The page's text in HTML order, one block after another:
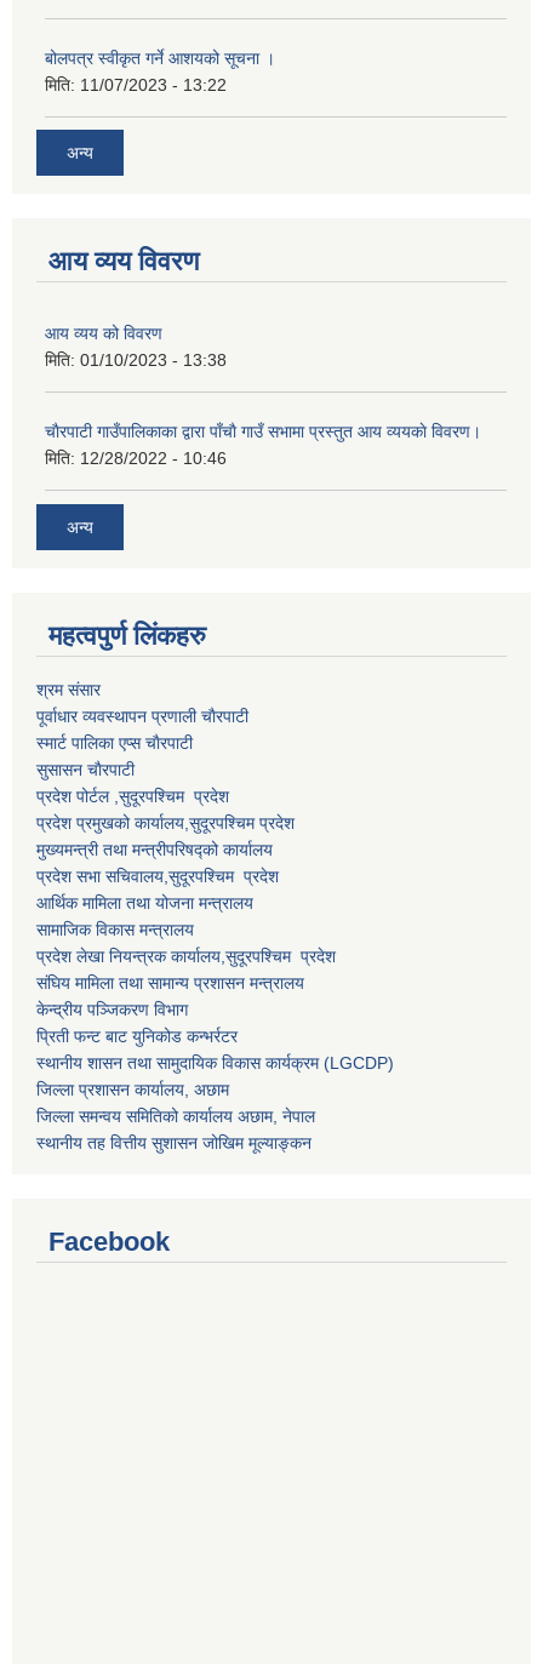
बोलपत्र स्वीकृत गर्ने आशयको सूचना ।
मिति: 11/07/2023 - 13:22
अन्य
आय व्यय विवरण
आय व्यय को विवरण
मिति: 01/10/2023 - 13:38
चाैरपाटी गाउँपालिकाका द्वारा पाँचाै गाउँ सभामा प्रस्तुत आय व्ययकाे विवरण।
मिति: 12/28/2022 - 10:46
अन्य
महत्वपुर्ण लि‌ंकहरु
श्रम संसार
पूर्वाधार व्यवस्थापन प्रणाली चाैरपाटी
स्मार्ट पालिका एप्स चाैरपाटी
सुसासन चाैरपाटी
प्रदेश पोर्टल ,सुदूरपश्चिम प्रदेश
प्रदेश प्रमुखको कार्यालय, सुदूरपश्चिमप्रदेश
मुख्यमन्त्री तथा मन्त्रीपरिषद्को कार्यालय
प्रदेश सभा सचिवालय, सुदूरपश्चिम प्रदेश
आर्थिक मामिला तथा योजना मन्त्रालय
सामाजिक विकास मन्त्रालय
प्रदेश लेखा नियन्त्रक कार्यालय, सुदूरपश्चिम प्रदेश
संघिय मामिला तथा सामान्य प्रशासन मन्त्रालय
केन्द्रीय पञ्जिकरण विभाग
प्रिती फन्ट बाट युनिकोड कन्भर्रटर
स्थानीय शासन तथा सामुदायिक विकास कार्यक्रम (LGCDP)
जिल्ला प्रशासन कार्यालय, अछाम
जिल्ला समन्वय समितिको कार्यालय अछाम, नेपाल
स्थानीय तह वित्तीय सुशासन जोखिम मूल्याङ्कन
Facebook